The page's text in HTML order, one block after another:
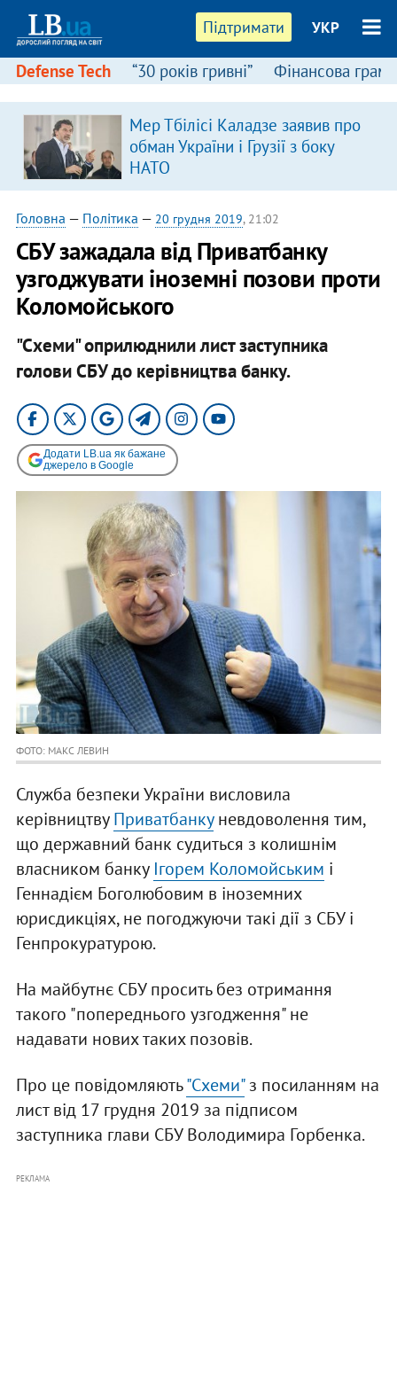
Підтримати УКР
Defense Tech “30 років гривні” Фінансова
Мер Тбілісі Каладзе заявив про
обман України і Грузії з боку
НАТО
Головна — Політика — 20 грудня 2019, 21:02
СБУ зажадала від Приватбанку
узгоджувати іноземні позови проти
Коломойського
"Схеми" оприлюднили лист заступника
голови СБУ до керівництва банку.
Додати LB.ua як бажане
джерело в Google
ФОТО: МАКС ЛЕВИН
Служба безпеки України висловила
керівництвуПриватбанкуневдоволення тим,
що державний банк судиться з колишнім
власником банку Ігорем Коломойським і
Геннадієм Боголюбовим в іноземних
юрисдикціях, не погоджуючи такі дії з СБУ і
Генпрокуратурою.
На майбутнє СБУ просить без отримання
такого "попереднього узгодження" не
надавати нових таких позовів.
Про це повідомляють"Схеми"з посиланням на
лист від 17 грудня 2019 за підписом
заступника глави СБУ Володимира Горбенка.
РЕКЛАМА